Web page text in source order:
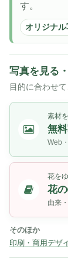
す。
オリジナル
写真を見る
目的に合わせ
素材
無
Web
花を
花
由来
そのほか
印刷・商用デザ